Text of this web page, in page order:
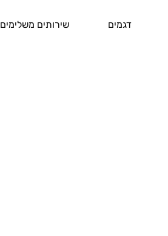
דגמים שירותים משלימים